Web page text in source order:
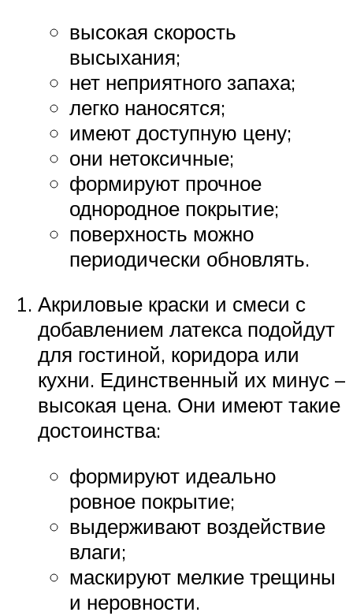
высокая скорость
высыхания;
нет неприятного запаха;
легко наносятся;
имеют доступную цену;
они нетоксичные;
формируют прочное
однородное покрытие;
поверхность можно
периодически обновлять.
Акриловые краски и смеси с
добавлением латекса подойдут
для гостиной, коридора или
кухни. Единственный их минус –
высокая цена. Они имеют такие
достоинства:
формируют идеально
ровное покрытие;
выдерживают воздействие
влаги;
маскируют мелкие трещины
и неровности.